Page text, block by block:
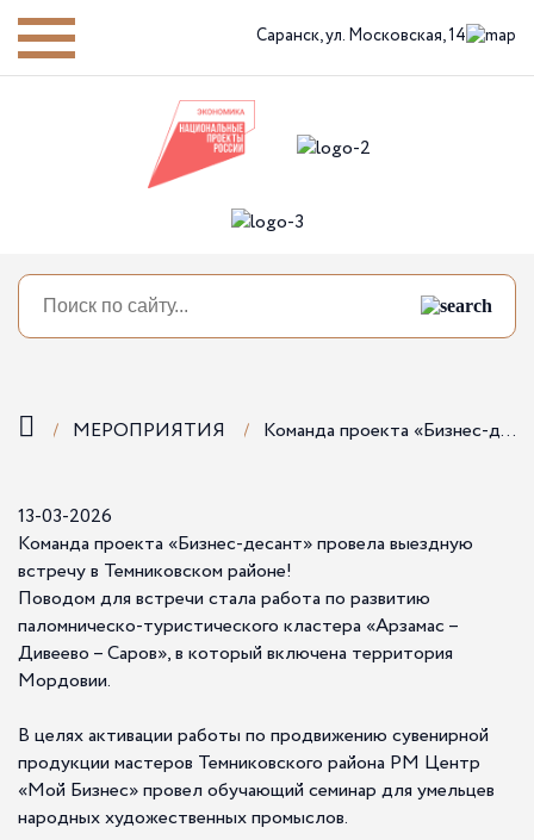
Саранск,ул. Московская, 14
МЕРОПРИЯТИЯ Команда проекта «Бизнес-десант» провела выездную встречу в Темниковском районе!
13-03-2026
Команда проекта «Бизнес-десант» провела выездную
встречу в Темниковском районе!
️Поводом для встречи стала работа по развитию
паломническо-туристического кластера «Арзамас –
Дивеево – Саров», в который включена территория
Мордовии.
В целях активации работы по продвижению сувенирной
продукции мастеров Темниковского района РМ Центр
«Мой Бизнес» провел обучающий семинар для умельцев
народных художественных промыслов.